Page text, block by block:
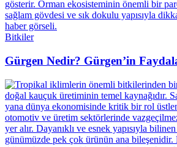
Bitkiler
Gürgen Nedir? Gürgen’in